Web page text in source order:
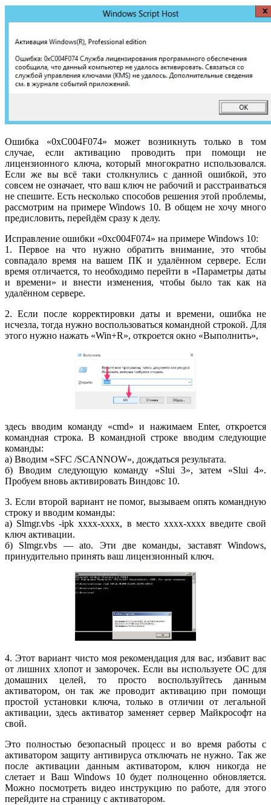
Ошибка «0xC004F074» может возникнуть только в том
случае, если активацию проводить при помощи не
лицензионного ключа, который многократно использовался.
Если же вы всё таки столкнулись с данной ошибкой, это
совсем не означает, что ваш ключ не рабочий и расстраиваться
не спешите. Есть несколько способов решения этой проблемы,
рассмотрим на примере Windows 10. В общем не хочу много
предисловить, перейдём сразу к делу.
Исправление ошибки «0xc004F074» на примере Windows 10:
1. Первое на что нужно обратить внимание, это чтобы
совпадало время на вашем ПК и удалённом сервере. Если
время отличается, то необходимо перейти в «Параметры даты
и времени» и внести изменения, чтобы было так как на
удалённом сервере.
2. Если после корректировки даты и времени, ошибка не
исчезла, тогда нужно воспользоваться командной строкой. Для
этого нужно нажать «Win+R», откроется окно «Выполнить»,
здесь вводим команду «cmd» и нажимаем Enter, откроется
командная строка. В командной строке вводим следующие
команды:
а) Вводим «SFC /SCANNOW», дождаться результата.
б) Вводим следующую команду «Slui 3», затем «Slui 4».
Пробуем вновь активировать Виндовс 10.
3. Если второй вариант не помог, вызываем опять командную
строку и вводим команды:
а) Slmgr.vbs -ipk xxxx-xxxx, в место xxxx-xxxx введите свой
ключ активации.
б) Slmgr.vbs — ato. Эти две команды, заставят Windows,
принудительно принять ваш лицензионный ключ.
4. Этот вариант чисто моя рекомендация для вас, избавит вас
от лишних хлопот и заморочек. Если вы используете ОС для
домашних целей, то просто воспользуйтесь данным
активатором, он так же проводит активацию при помощи
простой установки ключа, только в отличии от легальной
активации, здесь активатор заменяет сервер Майкрософт на
свой.
Это полностью безопасный процесс и во время работы с
активатором защиту антивируса отключать не нужно. Так же
после активации данным активатором, ключ никогда не
слетает и Ваш Windows 10 будет полноценно обновляется.
Можно посмотреть видео инструкцию по работе, для этого
перейдите на страницу с активатором.